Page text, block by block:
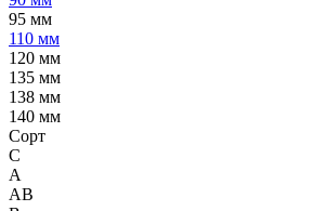
95 мм
110 мм
120 мм
135 мм
138 мм
140 мм
Сорт
C
А
АВ